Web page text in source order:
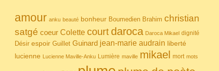
amour anku beauté bonheur Boumedien Brahim christian
satgé coeur Colette court daroca Daroca Mikael dignité
Désir espoir Guillet Guinard jean-marie audrain liberté
lucienne Lucienne Maville-Anku Lumière maville mikael mort mots